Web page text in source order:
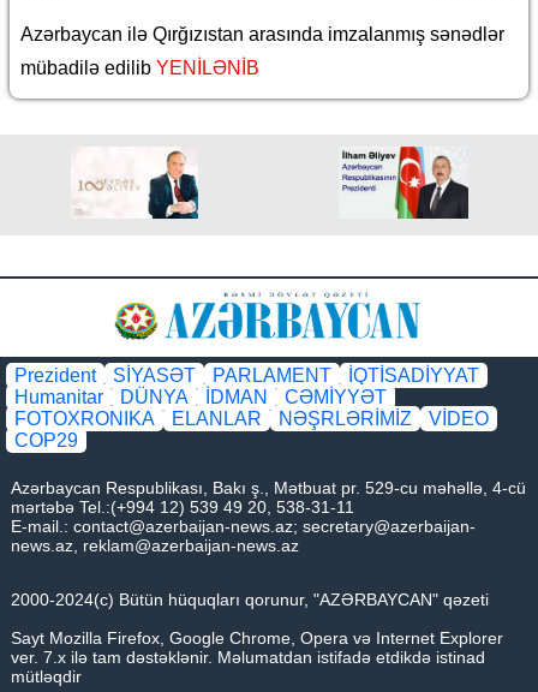
Azərbaycan ilə Qırğızıstan arasında imzalanmış sənədlər
mübadilə edilib YENİLƏNİB
Prezident SİYASƏT PARLAMENT
İQTİSADİYYAT
Humanitar
DÜNYA İDMAN
CƏMİYYƏT
FOTOXRONIKA
ELANLAR NƏŞRLƏRİMİZ
VİDEO
COP29
Azərbaycan Respublikası, Bakı ş., Mətbuat pr. 529-cu məhəllə, 4-cü
mərtəbə Tel.:(+994 12) 539 49 20, 538-31-11
E-mail.: contact@azerbaijan-news.az; secretary@azerbaijan-
news.az reklam@azerbaijan-news.az
2000-2024(c) Bütün hüquqları qorunur, "AZƏRBAYCAN" qəzeti
Sayt Mozilla Firefox, Google Chrome, Opera və Internet Explorer
ver. 7.x ilə tam dəstəklənir. Məlumatdan istifadə etdikdə istinad
mütləqdir